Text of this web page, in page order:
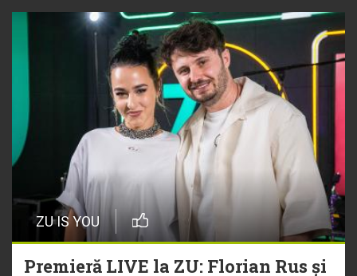
ZU IS YOU
Premieră LIVE la ZU: Florian Rus și